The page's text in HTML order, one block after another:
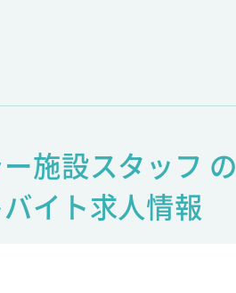
施設スタッフ の
イト求人情報